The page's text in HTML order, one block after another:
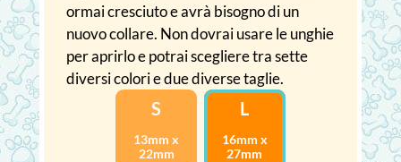
ormai cresciuto e avrà bisogno di un
nuovo collare. Non dovrai usare le unghie
per aprirlo e potrai scegliere tra sette
diversi colori e due diverse taglie.
S
13mm x
22mm
L
16mm x
27mm